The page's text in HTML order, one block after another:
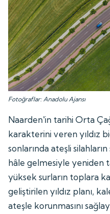
Fotoğraflar: Anadolu Ajansı
Naarden'in tarihi Orta
karakterini veren yıldız
sonlarında ateşli
hâle gelmesiyle yeniden
yüksek surların toplara
geliştirilen yıldız planı,
ateşle korunmasını